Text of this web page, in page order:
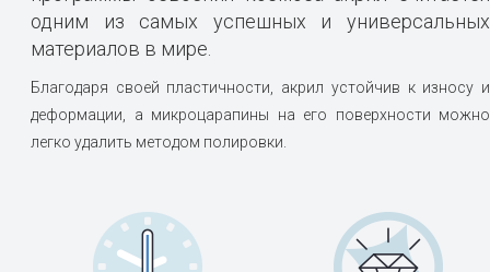
одним из самых успешных и универсальных
материалов в мире.
Благодаря своей пластичности, акрил устойчив к износу и
деформации, а микроцарапины на его поверхности можно
легко удалить методом полировки.